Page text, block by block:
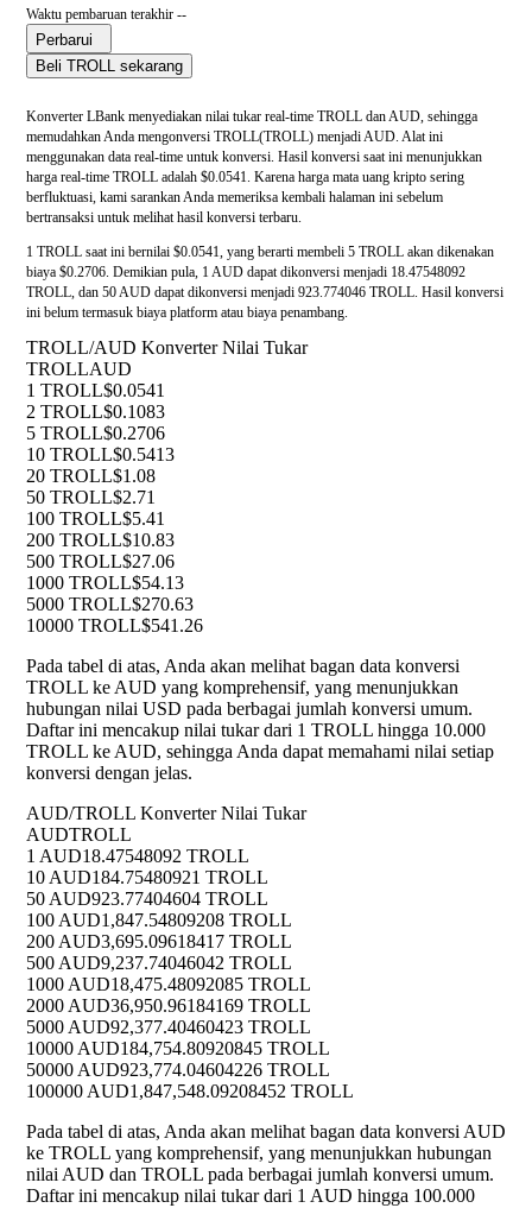
Waktu pembaruan terakhir --
Perbarui
Beli TROLL sekarang
Konverter LBank menyediakan nilai tukar real-time TROLL dan AUD, sehingga
memudahkan Anda mengonversi TROLL(TROLL) menjadi AUD. Alat ini
menggunakan data real-time untuk konversi. Hasil konversi saat ini menunjukkan
harga real-time TROLL adalah $0.0541. Karena harga mata uang kripto sering
berfluktuasi, kami sarankan Anda memeriksa kembali halaman ini sebelum
bertransaksi untuk melihat hasil konversi terbaru.
1 TROLL saat ini bernilai $0.0541, yang berarti membeli 5 TROLL akan dikenakan
biaya $0.2706. Demikian pula, 1 AUD dapat dikonversi menjadi 18.47548092
TROLL, dan 50 AUD dapat dikonversi menjadi 923.774046 TROLL. Hasil konversi
ini belum termasuk biaya platform atau biaya penambang.
TROLL/AUD Konverter Nilai Tukar
TROLLAUD
1 TROLL$0.0541
2 TROLL$0.1083
5 TROLL$0.2706
10 TROLL$0.5413
20 TROLL$1.08
50 TROLL$2.71
100 TROLL$5.41
200 TROLL$10.83
500 TROLL$27.06
1000 TROLL$54.13
5000 TROLL$270.63
10000 TROLL$541.26
Pada tabel di atas, Anda akan melihat bagan data konversi
TROLL ke AUD yang komprehensif, yang menunjukkan
hubungan nilai USD pada berbagai jumlah konversi umum.
Daftar ini mencakup nilai tukar dari 1 TROLL hingga 10.000
TROLL ke AUD, sehingga Anda dapat memahami nilai setiap
konversi dengan jelas.
AUD/TROLL Konverter Nilai Tukar
AUDTROLL
1 AUD18.47548092 TROLL
10 AUD184.75480921 TROLL
50 AUD923.77404604 TROLL
100 AUD1,847.54809208 TROLL
200 AUD3,695.09618417 TROLL
500 AUD9,237.74046042 TROLL
1000 AUD18,475.48092085 TROLL
2000 AUD36,950.96184169 TROLL
5000 AUD92,377.40460423 TROLL
10000 AUD184,754.80920845 TROLL
50000 AUD923,774.04604226 TROLL
100000 AUD1,847,548.09208452 TROLL
Pada tabel di atas, Anda akan melihat bagan data konversi AUD
ke TROLL yang komprehensif, yang menunjukkan hubungan
nilai AUD dan TROLL pada berbagai jumlah konversi umum.
Daftar ini mencakup nilai tukar dari 1 AUD hingga 100.000